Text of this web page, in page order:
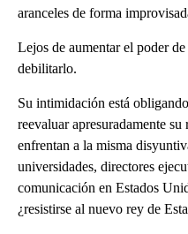
aranceles de forma
Lejos de aumentar el poder
debilitarlo.
Su intimidación está
reevaluar apresuradamente
enfrentan a la misma
universidades, directores
comunicación en Estados
¿resistirse al nuevo rey de